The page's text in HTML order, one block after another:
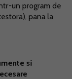
un program de
pana la
si